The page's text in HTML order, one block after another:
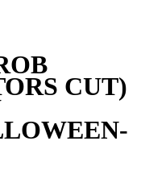
CUT)